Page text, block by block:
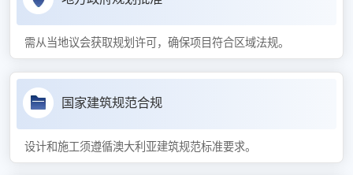
需从当地议会获取规划许可，确保项目符合区域法规。
国家建筑规范合规
设计和施工须遵循澳大利亚建筑规范标准要求。